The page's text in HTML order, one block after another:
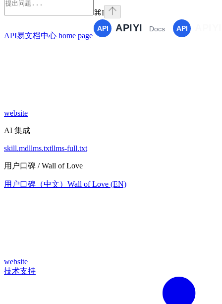
⌘I
API易文档中心 home page
website
AI 集成
skill.mdllms.txtllms-full.txt
用户口碑 / Wall of Love
用户口碑（中文） Wall of Love (EN)
website
技术支持